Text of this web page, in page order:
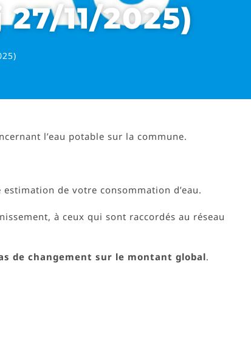
11/2025)
l’eau potable sur la commune.
de votre consommation d’eau.
à ceux qui sont raccordés au réseau
de changement sur le montant global.